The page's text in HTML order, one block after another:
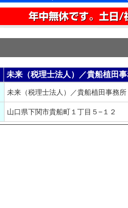
未来（税理士法人）／貴船植田
未来（税理士法人）／貴船植田事務所
山口県下関市貴船町１丁目５−１２